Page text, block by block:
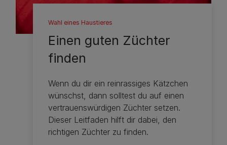
Wahl eines Haustieres
Einen guten Züchter
finden
Wenn du dir ein reinrassiges Kätzchen
wünschst, dann solltest du auf einen
vertrauenswürdigen Züchter setzen.
Dieser Leitfaden hilft dir dabei, den
richtigen Züchter zu finden.